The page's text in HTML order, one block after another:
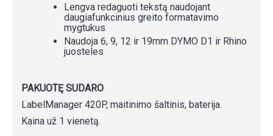
Lengva redaguoti tekstą naudojant
daugiafunkcinius greito formatavimo
mygtukus
Naudoja 6, 9, 12 ir 19mm DYMO D1 ir Rhino
juosteles
PAKUOTĘ SUDARO
LabelManager 420P, maitinimo šaltinis, baterija.
Kaina už 1 vienetą.